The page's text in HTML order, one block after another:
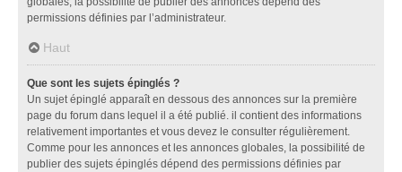
permissions définies par l’administrateur.
Haut
Que sont les sujets épinglés ?
Un sujet épinglé apparaît en dessous des annonces sur la première
page du forum dans lequel il a été publié. il contient des informations
relativement importantes et vous devez le consulter régulièrement.
Comme pour les annonces et les annonces globales, la possibilité de
publier des sujets épinglés dépend des permissions définies par